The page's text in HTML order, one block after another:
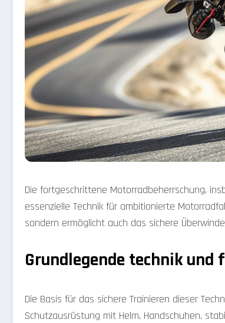
Die fortgeschrittene Motorradbeherrschung,
essenzielle Technik für ambitionierte
sondern ermöglicht auch das sichere
Grundlegende technik
Die Basis für das sichere Trainieren dieser
Schutzausrüstung mit Helm, Handschuhen,